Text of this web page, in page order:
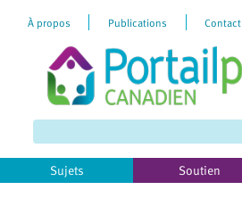
website
includes
an
À propos Publications Contact
Sujets Soutien